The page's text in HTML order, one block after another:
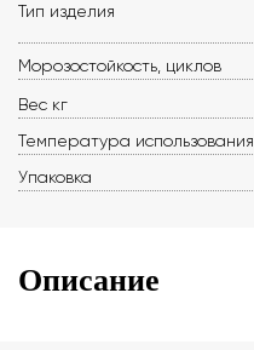
Тип изделия
Морозостойкость, циклов
Вес кг
Температура использования
Упаковка
Описание